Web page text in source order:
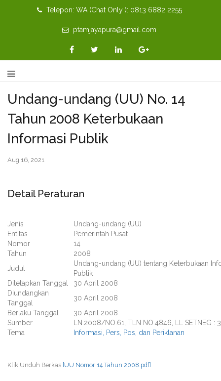
Telepon: WA (Chat Only ): 0813 6882 2255
ptamjayapura@gmail.com
Undang-undang (UU) No. 14
Tahun 2008 Keterbukaan
Informasi Publik
Aug 16, 2021
Detail Peraturan
Jenis
Undang-undang (UU)
Entitas
Pemerintah Pusat
Nomor
14
Tahun
2008
Judul
Undang-undang (UU) tentang Keterbukaan
Publik
Ditetapkan Tanggal
30 April 2008
Diundangkan
Tanggal
30 April 2008
Berlaku Tanggal
30 April 2008
Sumber
LN.2008/NO.61, TLN NO.4846, LL SETNEG :
Tema
Informasi, Pers, Pos, dan Periklanan
Klik Unduh Berkas [UU Nomor 14 Tahun 2008.pdf]